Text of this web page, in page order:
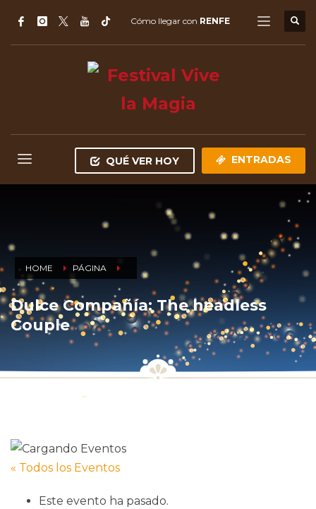
Cómo llegar con RENFE
QUÉ VER HOY ENTRADAS
HOME PÁGINA
Dulce Compañía: The headless
Couple
« Todos los Eventos
Este evento ha pasado.